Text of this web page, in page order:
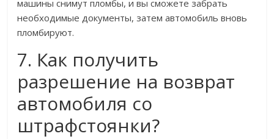
машины снимут пломбы, и вы сможете забрать
необходимые документы, затем автомобиль вновь
пломбируют.
7. Как получить
разрешение на возврат
автомобиля со
штрафстоянки?